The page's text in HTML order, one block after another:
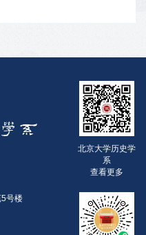
北京大学历史学
系
查看更多
号楼